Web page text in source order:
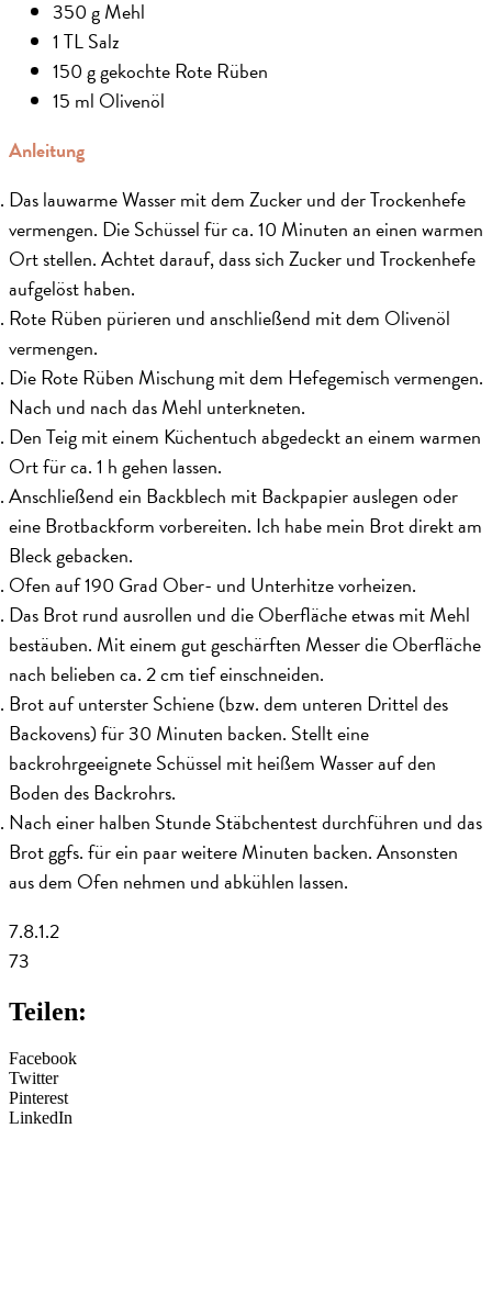
350 g Mehl
1 TL Salz
150 g gekochte Rote Rüben
15 ml Olivenöl
Anleitung
Das lauwarme Wasser mit dem Zucker und der Trockenhefe
vermengen. Die Schüssel für ca. 10 Minuten an einen warmen
Ort stellen. Achtet darauf, dass sich Zucker und Trockenhefe
aufgelöst haben.
Rote Rüben pürieren und anschließend mit dem Olivenöl
vermengen.
Die Rote Rüben Mischung mit dem Hefegemisch vermengen.
Nach und nach das Mehl unterkneten.
Den Teig mit einem Küchentuch abgedeckt an einem warmen
Ort für ca. 1 h gehen lassen.
Anschließend ein Backblech mit Backpapier auslegen oder
eine Brotbackform vorbereiten. Ich habe mein Brot direkt am
Bleck gebacken.
Ofen auf 190 Grad Ober- und Unterhitze vorheizen.
Das Brot rund ausrollen und die Oberfläche etwas mit Mehl
bestäuben. Mit einem gut geschärften Messer die Oberfläche
nach belieben ca. 2 cm tief einschneiden.
Brot auf unterster Schiene (bzw. dem unteren Drittel des
Backovens) für 30 Minuten backen. Stellt eine
backrohrgeeignete Schüssel mit heißem Wasser auf den
Boden des Backrohrs.
Nach einer halben Stunde Stäbchentest durchführen und das
Brot ggfs. für ein paar weitere Minuten backen. Ansonsten
aus dem Ofen nehmen und abkühlen lassen.
7.8.1.2
73
Teilen:
Facebook
Twitter
Pinterest
LinkedIn